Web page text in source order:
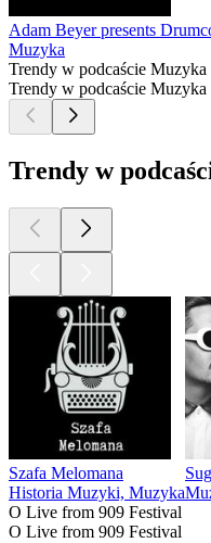
Adam Beyer presents
Muzyka
Trendy w podcaście Muzyka
Trendy w podcaście Muzyka
Trendy w
Szafa Melomana
Historia Muzyki, Muzyka
O Live from 909 Festival
O Live from 909 Festival